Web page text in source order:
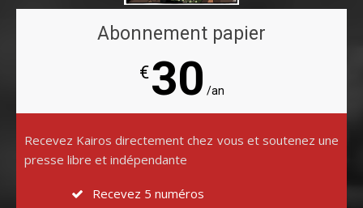
Abonnement papier
€30 /an
Recevez Kairos directement chez vous et soutenez une
presse libre et indépendante
Recevez 5 numéros